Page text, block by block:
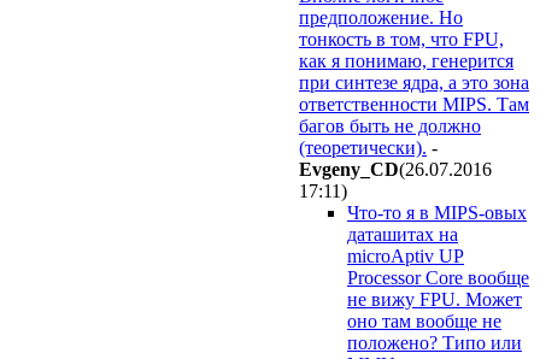
предположение. Но
тонкость в том, что FPU,
как я понимаю, генерится
при синтезе ядра, а это зона
ответственности MIPS. Там
багов быть не должно
(теоретически). -
Evgeny_CD(26.07.2016
17:11)
Что-то я в MIPS-овых
даташитах на
microAptiv UP
Processor Core вообще
не вижу FPU. Может
оно там вообще не
положено? Типо или